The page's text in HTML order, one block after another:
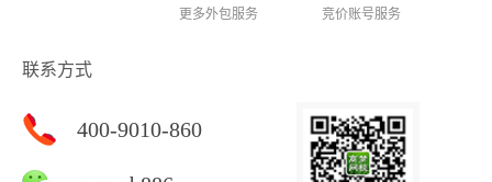
更多外包服务
竞价账号服务
联系方式
400-9010-860